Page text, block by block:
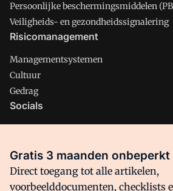
Persoonlijke beschermingsmiddelen
Veiligheids- en gezondheidssignalering
Risicomanagement
Managementsystemen
Cultuur
Gedrag
Socials
Facebook
Gratis 3 maanden onbeperkt
Direct toegang tot alle artikelen,
voorbeelddocumenten, checklists